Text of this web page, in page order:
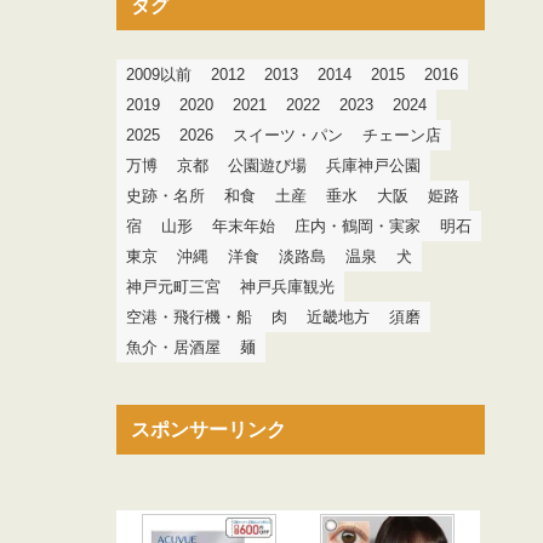
タグ
2009以前 2012 2013 2014 2015
2016
2019
2020 2021 2022 2023
2024
2025
2026 スイーツ・パン
チェーン店
万博
京都 公園遊び場
兵庫神戸公園
史跡・名所
和食 土産 垂水 大阪
姫路
宿
山形 年末年始 庄内・鶴岡・実家
明石
東京
沖縄 洋食 淡路島 温泉
犬
神戸元町三宮
神戸兵庫観光
空港・飛行機・船
肉 近畿地方
須磨
魚介・居酒屋
麺
スポンサーリンク